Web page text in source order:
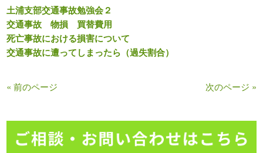
土浦支部交通事故勉強会２
交通事故 物損 買替費用
死亡事故における損害について
交通事故に遭ってしまったら（過失割合）
« 前のページ 次のページ »